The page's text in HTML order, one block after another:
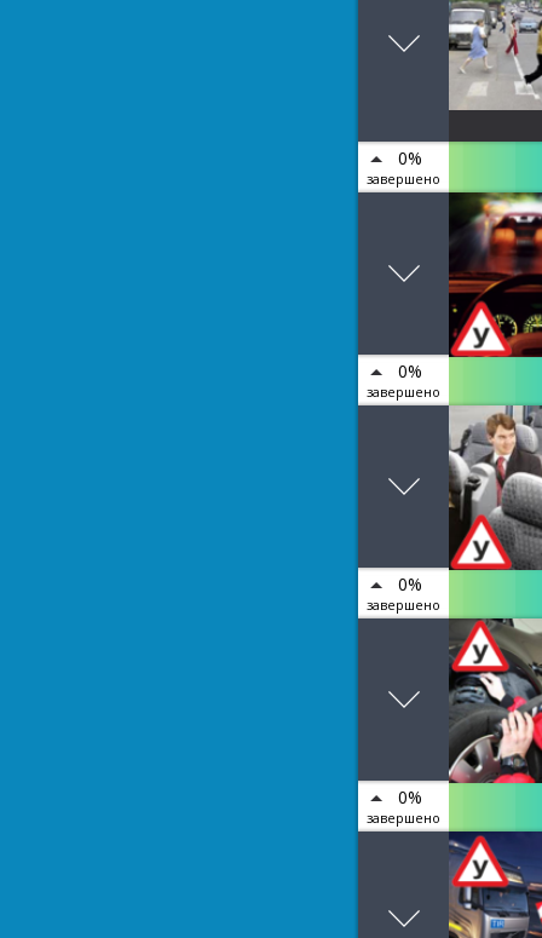
0%
завершено
0%
завершено
0%
завершено
0%
завершено